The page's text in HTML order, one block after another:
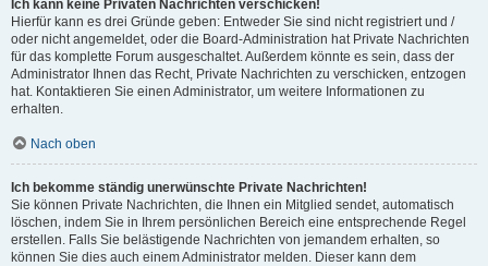
Ich kann keine Privaten Nachrichten verschicken!
Hierfür kann es drei Gründe geben: Entweder Sie sind nicht registriert und /
oder nicht angemeldet, oder die Board-Administration hat Private Nachrichten
für das komplette Forum ausgeschaltet. Außerdem könnte es sein, dass der
Administrator Ihnen das Recht, Private Nachrichten zu verschicken, entzogen
hat. Kontaktieren Sie einen Administrator, um weitere Informationen zu
erhalten.
Nach oben
Ich bekomme ständig unerwünschte Private Nachrichten!
Sie können Private Nachrichten, die Ihnen ein Mitglied sendet, automatisch
löschen, indem Sie in Ihrem persönlichen Bereich eine entsprechende Regel
erstellen. Falls Sie belästigende Nachrichten von jemandem erhalten, so
können Sie dies auch einem Administrator melden. Dieser kann dem